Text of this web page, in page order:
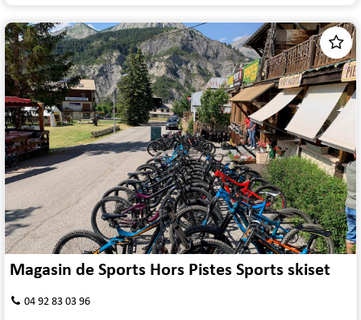
Magasin de Sports Hors Pistes Sports skiset
04 92 83 03 96